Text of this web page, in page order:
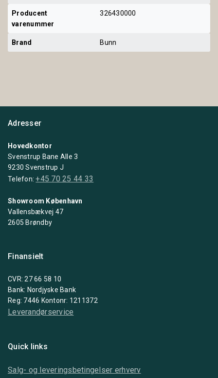
Producent
varenummer
326430000
Brand Bunn
Adresser
Hovedkontor
Svenstrup Bane Alle 3
9230 Svenstrup J
Telefon:+45 70 25 44 33
Showroom København
Vallensbækvej 47
2605 Brøndby
Finansielt
CVR: 27 66 58 10
Bank: Nordjyske Bank
Reg: 7446 Kontonr: 1211372
Leverandørservice
Quick links
Salg- og leveringsbetingelser erhverv